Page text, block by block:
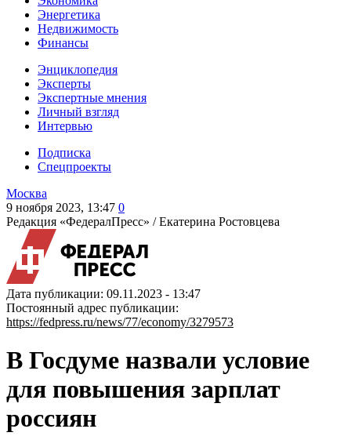
Энергетика
Недвижимость
Финансы
Энциклопедия
Эксперты
Экспертные мнения
Личный взгляд
Интервью
Подписка
Спецпроекты
Москва
9 ноября 2023, 13:47 0
Редакция «ФедералПресс» /Екатерина Ростовцева
Дата публикации: 09.11.2023 - 13:47
Постоянный адрес публикации:
https://fedpress.ru/news/77/economy/3279573
В Госдуме назвали условие
для повышения зарплат
россиян